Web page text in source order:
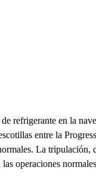
refrigerante en la
entre la
La
operaciones